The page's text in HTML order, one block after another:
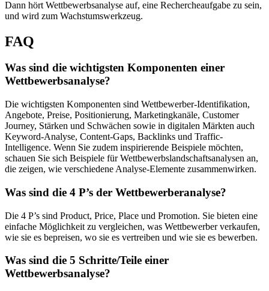
Dann hört Wettbewerbsanalyse auf, eine Rechercheaufgabe zu sein,
und wird zum Wachstumswerkzeug.
FAQ
Was sind die wichtigsten Komponenten einer
Wettbewerbsanalyse?
Die wichtigsten Komponenten sind Wettbewerber-Identifikation,
Angebote, Preise, Positionierung, Marketingkanäle, Customer
Journey, Stärken und Schwächen sowie in digitalen Märkten auch
Keyword-Analyse, Content-Gaps, Backlinks und Traffic-
Intelligence. Wenn Sie zudem inspirierende Beispiele möchten,
schauen Sie sich Beispiele für Wettbewerbslandschaftsanalysen an,
die zeigen, wie verschiedene Analyse-Elemente zusammenwirken.
Was sind die 4 P’s der Wettbewerberanalyse?
Die 4 P’s sind Product, Price, Place und Promotion. Sie bieten eine
einfache Möglichkeit zu vergleichen, was Wettbewerber verkaufen,
wie sie es bepreisen, wo sie es vertreiben und wie sie es bewerben.
Was sind die 5 Schritte/Teile einer
Wettbewerbsanalyse?